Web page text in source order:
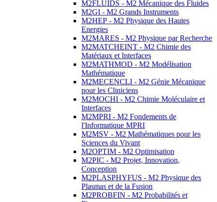
M2FLUIDS - M2 Mécanique des Fluides
M2GI - M2 Grands Instruments
M2HEP - M2 Physique des Hautes
Energies
M2MARES - M2 Physique par Recherche
M2MATCHEINT - M2 Chimie des
Matériaux et Interfaces
M2MATHMOD - M2 Modélisation
Mathématique
M2MECENCLI - M2 Génie Mécanique
pour les Cliniciens
M2MOCHI - M2 Chimie Moléculaire et
Interfaces
M2MPRI - M2 Fondements de
l'Informatique MPRI
M2MSV - M2 Mathématiques pour les
Sciences du Vivant
M2OPTIM - M2 Optimisation
M2PIC - M2 Projet, Innovation,
Conception
M2PLASPHYFUS - M2 Physique des
Plasmas et de la Fusion
M2PROBFIN - M2 Probabilités et